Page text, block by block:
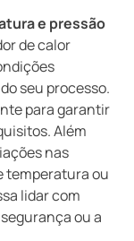
e pressão
de calor
seu processo.
para garantir
Além
nas
temperatura ou
lidar com
ou a